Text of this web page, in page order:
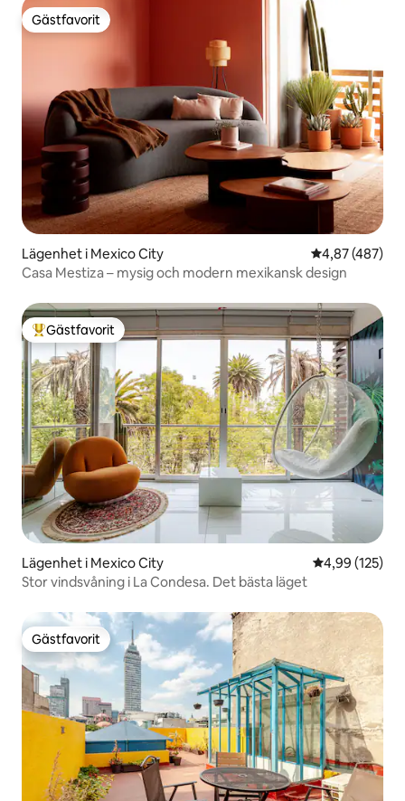
Gästfavorit
Gästfavorit
Lägenhet i Mexico City 4,87 av 5 i
4,87 (487)
Casa Mestiza – mysig och modern mexikansk design
Populär gästfavorit
Gästfavorit
Lägenhet i Mexico City 4,99 av 5 i
4,99 (125)
Stor vindsvåning i La Condesa. Det bästa läget
Gästfavorit
Gästfavorit